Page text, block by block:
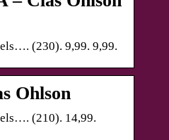
(230). 9,99. 9,99.
Ohlson
(210). 14,99.